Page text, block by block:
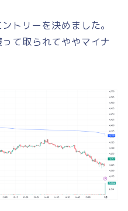
トリーを決めました。
て取られてややマイナ